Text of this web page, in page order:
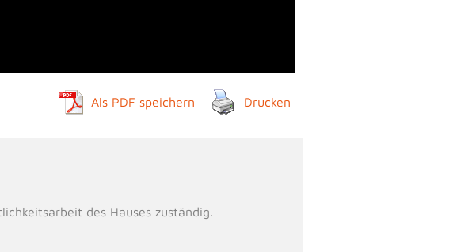
Als PDF speichern Drucken
des Hauses zuständig.